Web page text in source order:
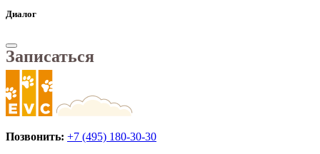
Диалог
Записаться
Позвонить: +7 (495) 180-30-30